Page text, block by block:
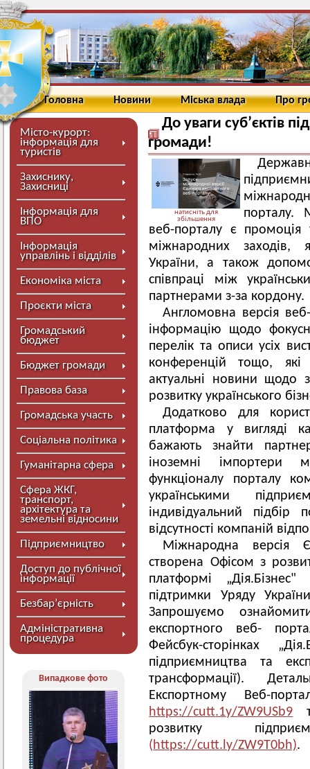
Головна Новини Міська влада Про
Місто-курорт:
інформація для
туристів
Захиснику,
Захисниці
Інформація для
ВПО
Інформація
управлінь і відділів
Економіка міста
Проєкти міста
Громадський
бюджет
Бюджет громади
Правова база
Громадська участь
Соціальна політика
Гуманітарна сфера
Сфера ЖКГ,
транспорт,
архітектура та
земельні відносини
Підприємництво
Доступ до публічної
інформації
Безбар’єрність
Адміністративна
процедура
Випадкове фото
До уваги суб’єктів
громади!
натисніть для
збільшення
порталу.
веб-порталу є промоція
міжнародних заходів,
України, а також
співпраці між
партнерами з-за кордону.
Англомовна версія
інформацію щодо
перелік та описи усіх
конференцій тощо,
актуальні новини щодо
розвитку українського
Додатково для
платформа у вигляді
бажають знайти
іноземні імпортери
функціоналу порталу
українськими
індивідуальний підбір
відсутності компаній
Міжнародна версія
створена Офісом з
платформі „Дія.Бізнес"
підтримки Уряду
Запрошуємо
експортного веб-
Фейсбук-сторінках
підприємництва та
трансформації).
Експортному Веб-
https://cutt.1y/ZW9USb9
розвитку
(https://cutt.ly/ZW9T0bh).